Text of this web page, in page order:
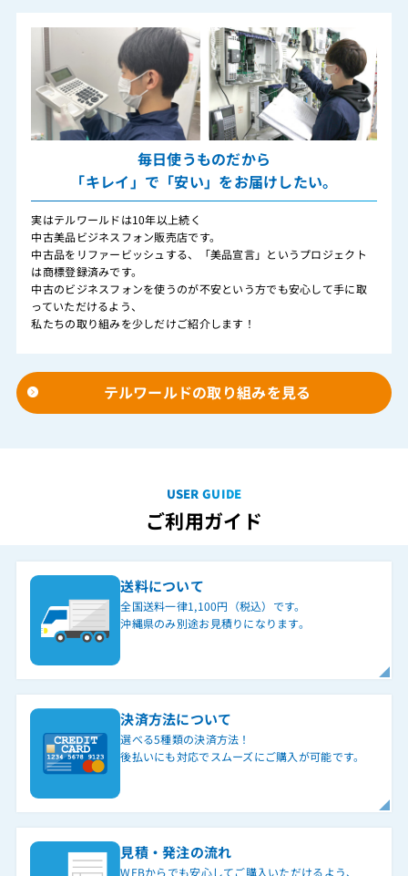
毎日使うものだから
「キレイ」で「安い」をお届けしたい。
実はテルワールドは10年以上続く
中古美品ビジネスフォン販売店です。
中古品をリファービッシュする、「美品宣言」というプロジェクト
は商標登録済みです。
中古のビジネスフォンを使うのが不安という方でも安心して手に取
っていただけるよう、
私たちの取り組みを少しだけご紹介します！
テルワールドの取り組みを見る
USER GUIDE
ご利用ガイド
送料について
全国送料一律1,100円（税込）です。
沖縄県のみ別途お見積りになります。
決済方法について
選べる5種類の決済方法！
後払いにも対応でスムーズにご購入が可能です。
見積・発注の流れ
WEBからでも安心してご購入いただけるよう、